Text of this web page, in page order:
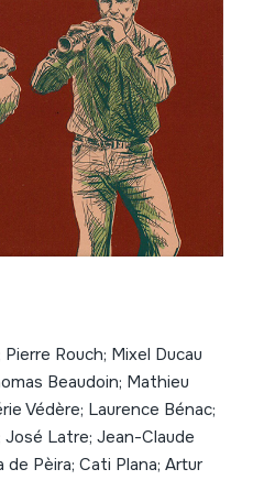
Rouch; Mixel Ducau
Beaudoin; Mathieu
Védère; Laurence Bénac;
José Latre; Jean-Claude
de Pèira; Cati Plana; Artur